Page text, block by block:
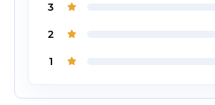
3
2
1